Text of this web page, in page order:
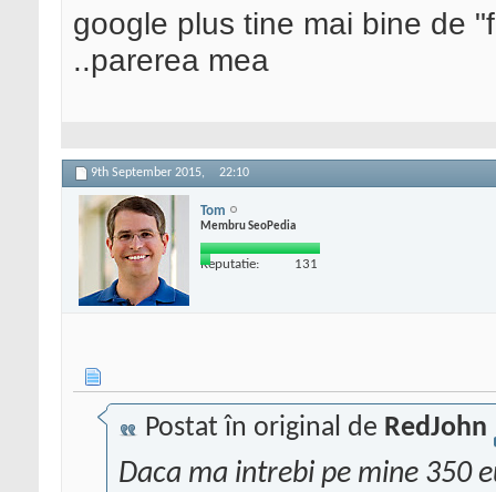
google plus tine mai bine de
..parerea mea
9th September 2015, 22:10
Tom
Membru SeoPedia
Reputatie: 131
Postat în original de RedJohn
Daca ma intrebi pe mine 350